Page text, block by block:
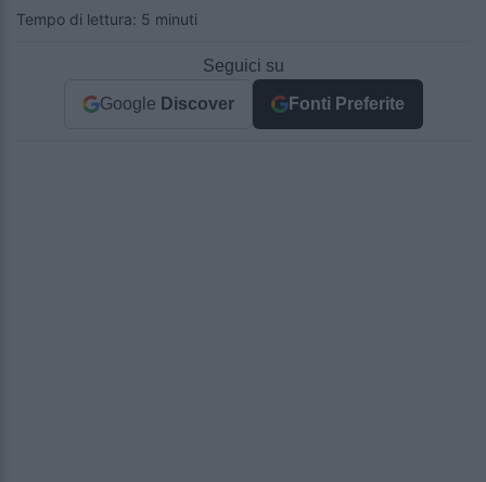
Tempo di lettura: 5 minuti
Seguici su
Google Discover Fonti Preferite